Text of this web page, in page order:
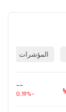
المؤشرات
--
-0.19%